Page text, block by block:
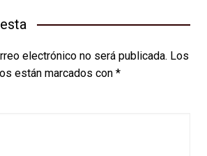
electrónico no será publicada. Los
están marcados con *